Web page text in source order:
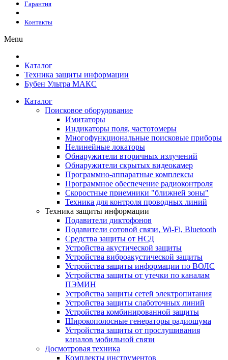
Гарантия
Контакты
Menu
Каталог
Техника защиты информации
Бубен Ультра МАКС
Каталог
Поисковое оборудование
Имитаторы
Индикаторы поля, частотомеры
Многофункциональные поисковые приборы
Нелинейные локаторы
Обнаружители вторичных излучений
Обнаружители скрытых видеокамер
Программно-аппаратные комплексы
Программное обеспечение радиоконтроля
Скоростные приемники "ближней зоны"
Техника для контроля проводных линий
Техника защиты информации
Подавители диктофонов
Подавители сотовой связи, Wi-Fi, Bluetooth
Средства защиты от НСД
Устройства акустической защиты
Устройства виброакустической защиты
Устройства защиты информации по ВОЛС
Устройства защиты от утечки по каналам
ПЭМИН
Устройства защиты сетей электропитания
Устройства защиты слаботочных линий
Устройства комбинированной защиты
Широкополосные генераторы радиошума
Устройства защиты от прослушивания
каналов мобильной связи
Досмотровая техника
Комплекты инструментов